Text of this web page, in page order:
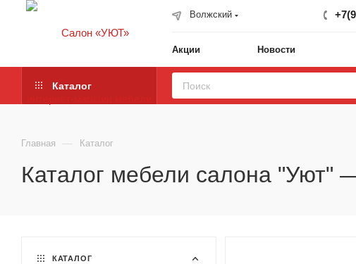
Волжский
Акции Новости
Каталог
Главная — Каталог
Каталог мебели салона "Уют"
КАТАЛОГ